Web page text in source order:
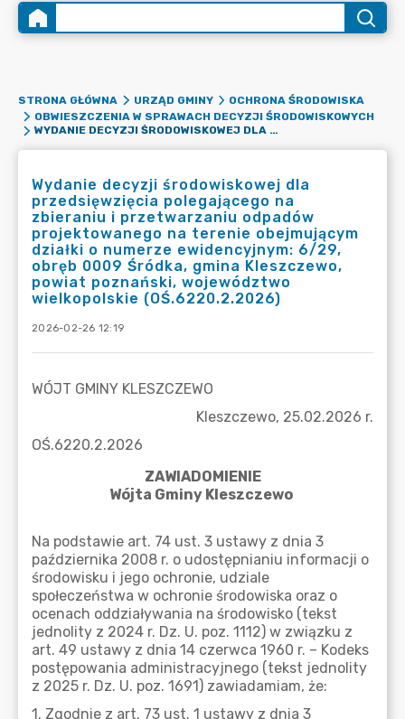
STRONA GŁÓWNA URZĄD GMINY
OCHRONA ŚRODOWISKA
OBWIESZCZENIA W SPRAWACH DECYZJI ŚRODOWISKOWYCH
WYDANIE DECYZJI ŚRODOWISKOWEJ DLA PRZEDSIĘWZIĘCIA POLEGAJĄCEGO NA ZBIERANIU I PRZETWARZANIU ODPADÓW PROJEKTOWANEGO NA TERENIE OBEJMUJĄCYM DZIAŁKI O NUMERZE EWIDENCYJNYM: 6/29, OBRĘB 0009 ŚRÓDKA, GMINA KLESZCZEWO, POWIAT POZNAŃSKI, WOJEWÓDZTWO WIELKOPOLSKIE (OŚ.6220.2.2026)
Wydanie decyzji środowiskowej dla
przedsięwzięcia polegającego na
zbieraniu i przetwarzaniu odpadów
projektowanego na terenie obejmującym
działki o numerze ewidencyjnym: 6/29,
obręb 0009 Śródka, gmina Kleszczewo,
powiat poznański, województwo
wielkopolskie (OŚ.6220.2.2026)
2026-02-26 12:19